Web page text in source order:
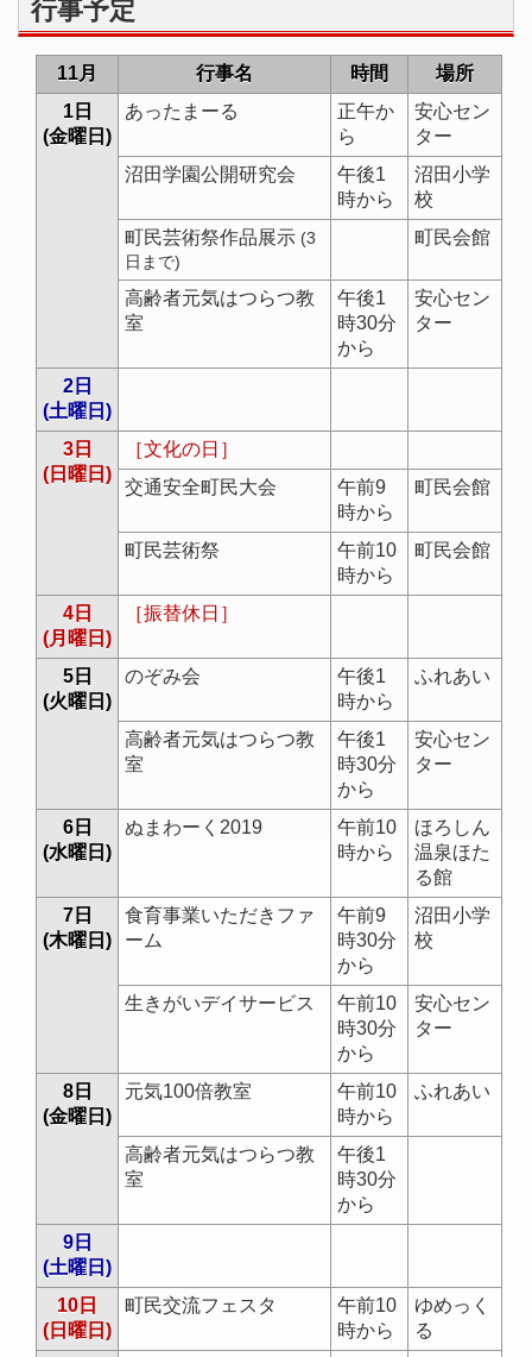
行事予定
11月 行事名 時間
場所
1日
(金曜日)
あったまーる
正午か
ら
安心セン
ター
沼田学園公開研究会
午後1
時から
沼田小学
校
町民芸術祭作品展示 (3
日まで)
町民会館
高齢者元気はつらつ教
室
午後1
時30分
から
安心セン
ター
2日
(土曜日)
3日
(日曜日)
［文化の日］
交通安全町民大会
午前9
時から
町民会館
町民芸術祭
午前10
時から
町民会館
4日
(月曜日)
［振替休日］
5日
(火曜日)
のぞみ会
午後1
時から
ふれあい
高齢者元気はつらつ教
室
午後1
時30分
から
安心セン
ター
6日
(水曜日)
ぬまわーく2019
午前10
時から
ほろしん
温泉ほた
る館
7日
(木曜日)
食育事業いただきファ
ーム
午前9
時30分
から
沼田小学
校
生きがいデイサービス
午前10
時30分
から
安心セン
ター
8日
(金曜日)
元気100倍教室
午前10
時から
ふれあい
高齢者元気はつらつ教
室
午後1
時30分
から
9日
(土曜日)
10日
(日曜日)
町民交流フェスタ
午前10
時から
ゆめっく
る